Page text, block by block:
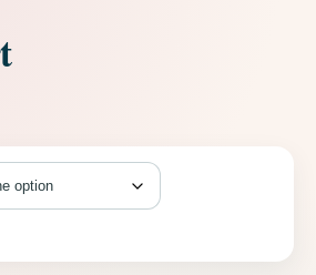
de prix : €10,00 à €20,00